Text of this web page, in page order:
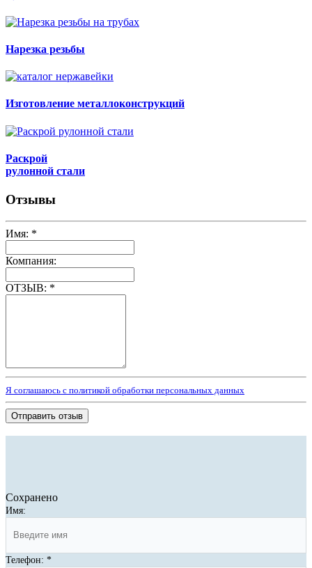
Нарезка резьбы
Изготовление металлоконструкций
Раскрой
рулонной стали
Отзывы
Имя: *
Компания:
ОТЗЫВ: *
Я соглашаюсь с политикой обработки персональных данных
Отправить отзыв
Сохранено
Имя:
Телефон: *